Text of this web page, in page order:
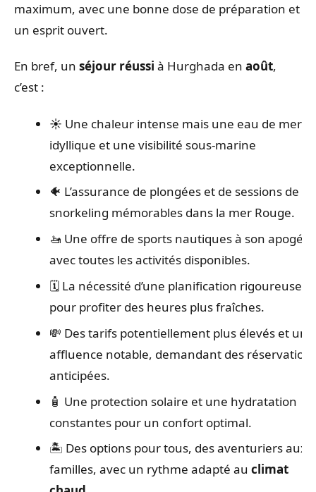
maximum, avec une bonne dose de préparation et
un esprit ouvert.
En bref, un séjour réussi à Hurghada en août,
c’est :
☀️ Une chaleur intense mais une eau de mer
idyllique et une visibilité sous-marine
exceptionnelle.
🐠 L’assurance de plongées et de sessions de
snorkeling mémorables dans la mer Rouge.
🚤 Une offre de sports nautiques à son apogée,
avec toutes les activités disponibles.
🗓️ La nécessité d’une planification rigoureuse
pour profiter des heures plus fraîches.
💸 Des tarifs potentiellement plus élevés et une
affluence notable, demandant des
anticipées.
🧴 Une protection solaire et une hydratation
constantes pour un confort optimal.
🏝️ Des options pour tous, des aventuriers aux
familles, avec un rythme adapté au climat